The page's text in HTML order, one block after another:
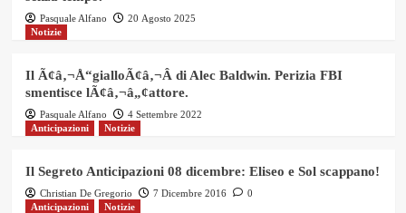
Pasquale Alfano
20 Agosto 2025
Notizie
Il Ã¢â‚¬Å“gialloÃ¢â‚¬Â di Alec Baldwin. Perizia FBI
smentisce lÃ¢â‚¬â„¢attore.
Pasquale Alfano
4 Settembre 2022
Anticipazioni
Notizie
Il Segreto Anticipazioni 08 dicembre: Eliseo e Sol scappano!
Christian De Gregorio 7 Dicembre 2016
0
Anticipazioni
Notizie